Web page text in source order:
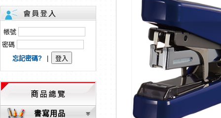
HP、EPSON、CANON原廠耗材價格浮動，下單前請先跟客服人員確認最新
本網站免費註冊，所標示的商品單價皆為“未稅價格”；本公司保有是否接單出
匯款客戶請注意！因商品繁複來不及發現短缺，遂待客服人員跟您確認訂單
本網站免費註冊，所標示的商品單價皆為“未稅價格”；本公司保有是否接單出
帳號
密碼
忘記密碼?
書寫用品